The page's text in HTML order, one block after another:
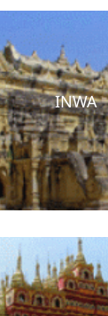
INWA